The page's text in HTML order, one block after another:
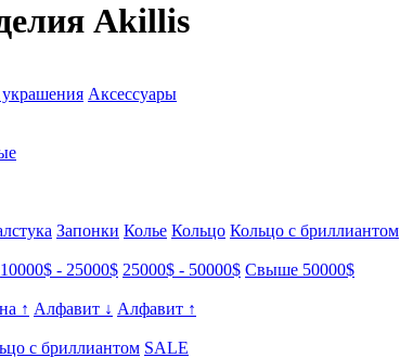
Akillis
Аксессуары
Запонки Колье Кольцо Кольцо с бриллиантом
10000$ - 25000$ 25000$ - 50000$ Свыше 50000$
↑ Алфавит ↓ Алфавит ↑
с бриллиантом SALE